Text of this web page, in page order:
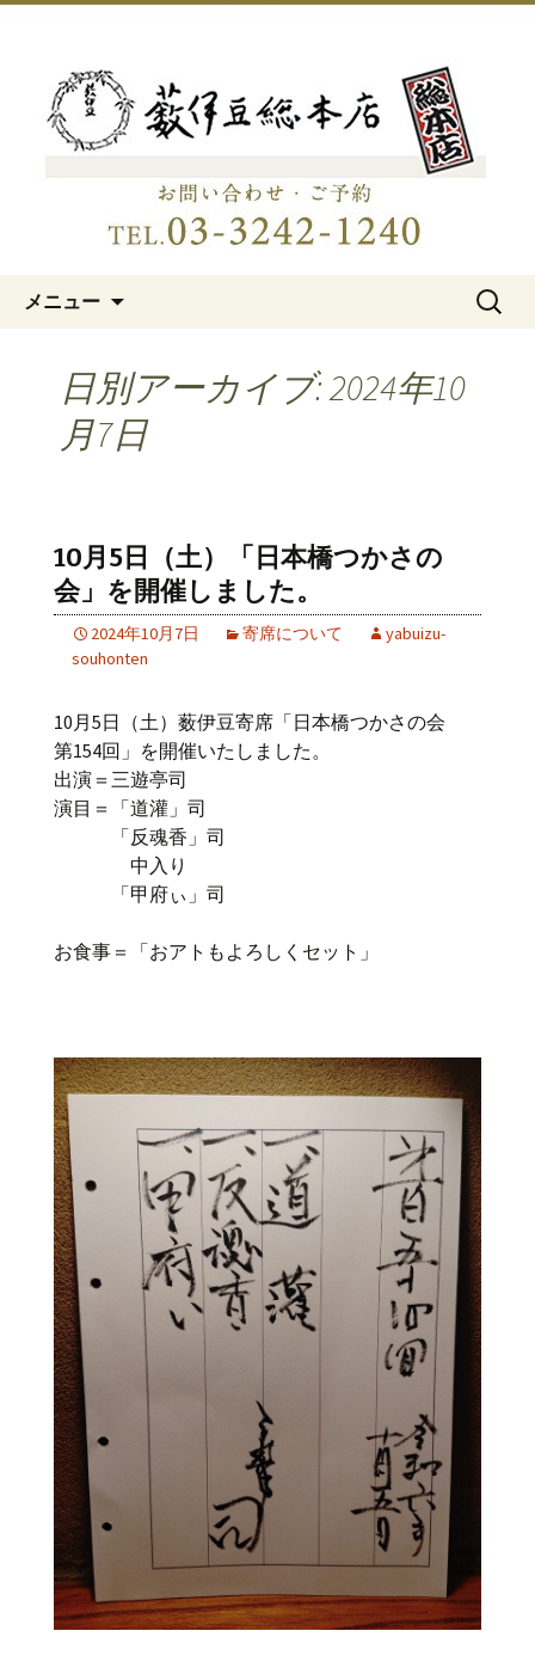
日本橋の老舗蕎麦屋「藪伊豆総
本店」
メニュー
検
日別アーカイブ: 2024年10
月7日
10月5日（土）「日本橋つかさの
会」を開催しました。
2024年10月7日 寄席について
yabuizu-
souhonten
10月5日（土）薮伊豆寄席「日本橋つかさの会
第154回」を開催いたしました。
出演＝三遊亭司
演目＝「道灌」司
「反魂香」司
中入り
「甲府ぃ」司
お食事＝「おアトもよろしくセット」